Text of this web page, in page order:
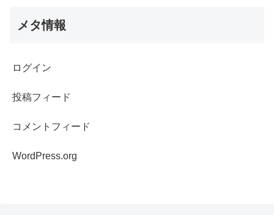
メタ情報
ログイン
投稿フィード
コメントフィード
WordPress.org